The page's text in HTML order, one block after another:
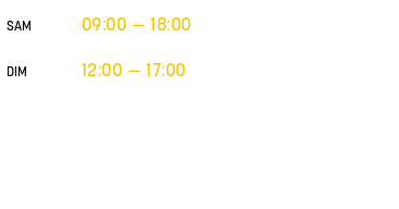
SAM 09:00 — 18:00
DIM 12:00 — 17:00